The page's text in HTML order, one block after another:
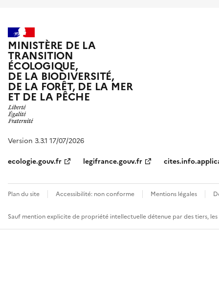
MINISTÈRE DE LA
TRANSITION
ÉCOLOGIQUE,
DE LA BIODIVERSITÉ,
DE LA FORÊT, DE LA MER
ET DE LA PÊCHE
Version 3.3.1 17/07/2026
ecologie.gouv.fr
legifrance.gouv.fr
Plan du site Accessibilité: non conforme Mentions légales
Sauf mention explicite de propriété intellectuelle détenue par des tiers,